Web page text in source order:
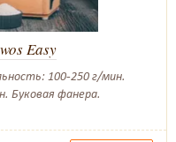
Easy
100-250 г/мин.
Буковая фанера.